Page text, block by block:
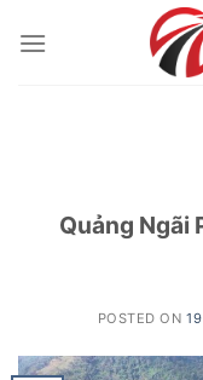
Quảng Ngãi
POSTED ON